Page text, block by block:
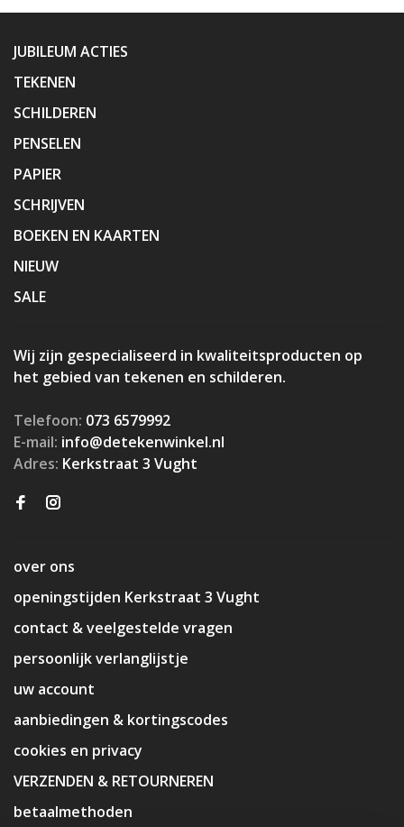
JUBILEUM ACTIES
TEKENEN
SCHILDEREN
PENSELEN
PAPIER
SCHRIJVEN
BOEKEN EN KAARTEN
NIEUW
SALE
Wij zijn gespecialiseerd in kwaliteitsproducten op
het gebied van tekenen en schilderen.
Telefoon: 073 6579992
E-mail: info@detekenwinkel.nl
Adres: Kerkstraat 3 Vught
over ons
openingstijden Kerkstraat 3 Vught
contact & veelgestelde vragen
persoonlijk verlanglijstje
uw account
aanbiedingen & kortingscodes
cookies en privacy
VERZENDEN & RETOURNEREN
betaalmethoden